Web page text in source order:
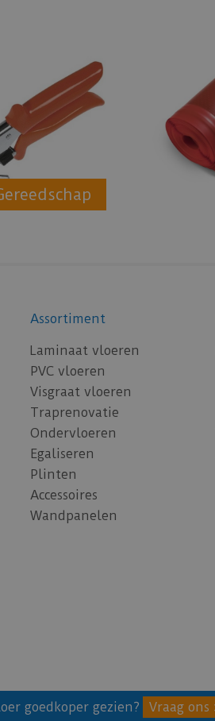
Assortiment
Laminaat vloeren
PVC vloeren
Visgraat vloeren
Traprenovatie
Ondervloeren
Egaliseren
Plinten
Accessoires
Wandpanelen
goedkoper gezien? Vraag ons